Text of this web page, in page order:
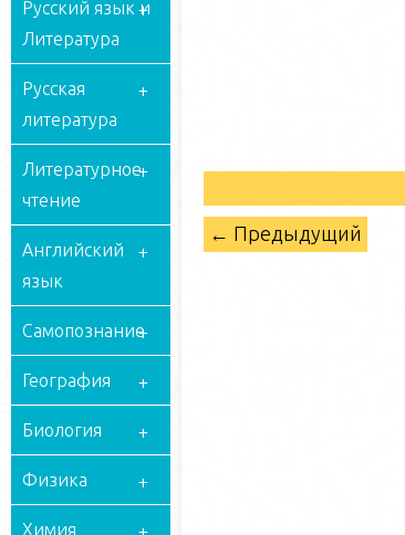
Русский язык и
Литература
Русская
литература
Литературное
чтение
Английский
язык
Самопознание
География
Биология
Физика
Химия
← Предыдущий